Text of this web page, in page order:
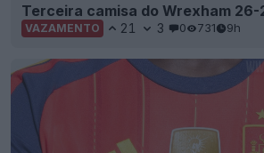
Terceira camisa do Wrexham 26-
VAZAMENTO 21 3 0 731 9h